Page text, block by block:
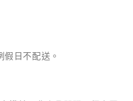
日不配送。